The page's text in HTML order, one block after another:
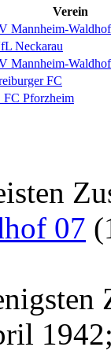
Verein
Mannheim-
Neckarau
Mannheim-
FC
FC Pforzheim
07